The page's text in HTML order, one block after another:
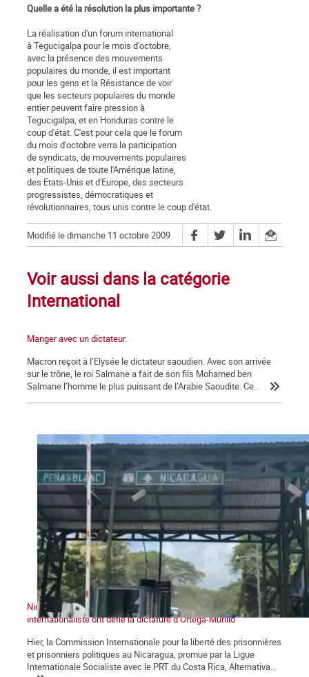
Quelle a été la résolution la plus importante ?
La réalisation d'un forum international
à Tegucigalpa pour le mois d'octobre,
avec la présence des mouvements
populaires du monde, il est important
pour les gens et la Résistance de voir
que les secteurs populaires du monde
entier peuvent faire pression à
Tegucigalpa, et en Honduras contre le
coup d'état. C'est pour cela que le forum
du mois d'octobre verra la participation
de syndicats, de mouvements populaires
et politiques de toute l'Amérique latine,
des Etats-Unis et d'Europe, des secteurs
progressistes, démocratiques et
révolutionnaires, tous unis contre le coup d'état.
Modifié le dimanche 11 octobre 2009
Voir aussi dans la catégorie
International
Manger avec un dictateur.
Macron reçoit à l’Elysée le dictateur saoudien. Avec son arrivée
sur le trône, le roi Salmane a fait de son fils Mohamed ben
Salmane l’homme le plus puissant de l’Arabie Saoudite. Ce...
Nicaragua : la Caravane historique et la Commission
internationaliste ont défié la dictature d’Ortega-Murillo
Hier, la Commission Internationale pour la liberté des prisonnières
et prisonniers politiques au Nicaragua, promue par la Ligue
Internationale Socialiste avec le PRT du Costa Rica, Alternativa...